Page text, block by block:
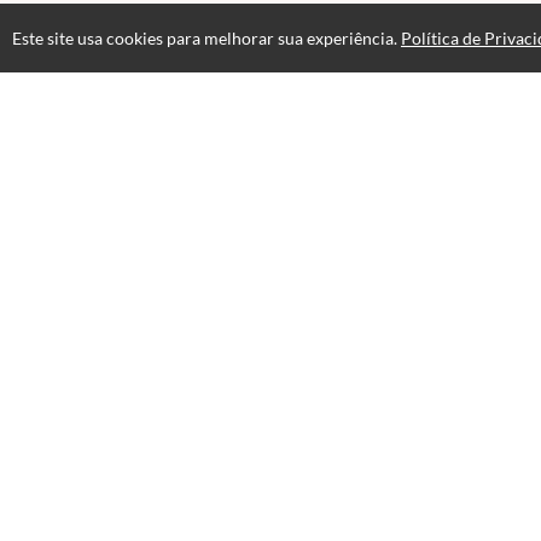
Este site usa cookies para melhorar sua experiência. Política de